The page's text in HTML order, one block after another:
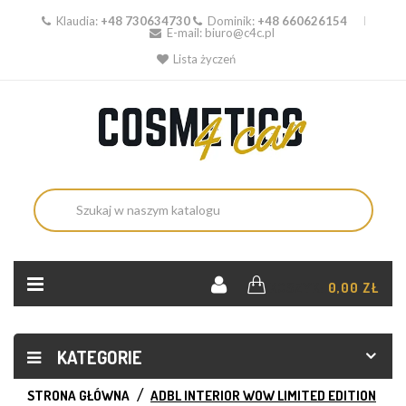
Klaudia: +48 730634730 Dominik: +48 660626154
E-mail: biuro@c4c.pl
Lista życzeń
0,00 ZŁ
KATEGORIE
STRONA GŁÓWNA ADBL INTERIOR WOW LIMITED EDITION